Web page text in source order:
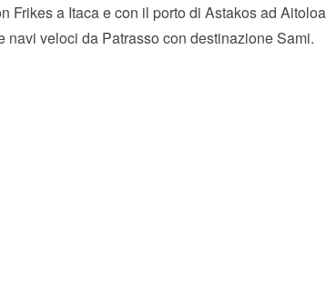
Frikes a Itaca e con il porto di Astakos ad
navi veloci da Patrasso con destinazione Sami.